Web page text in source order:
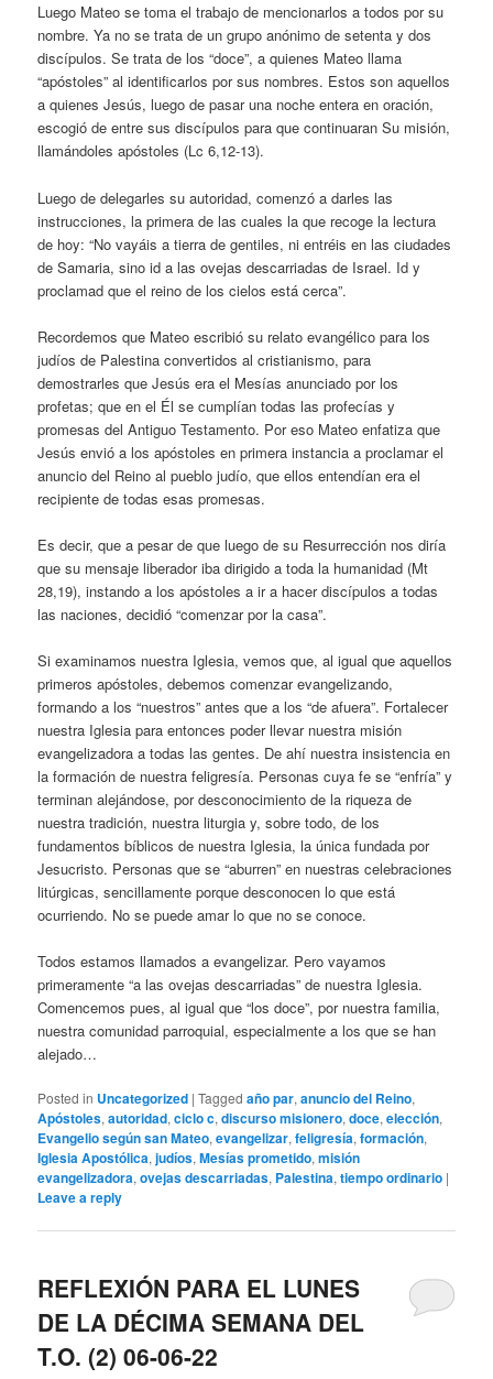
Luego Mateo se toma el trabajo de mencionarlos a todos por su
nombre. Ya no se trata de un grupo anónimo de setenta y dos
discípulos. Se trata de los “doce”, a quienes Mateo llama
“apóstoles” al identificarlos por sus nombres. Estos son aquellos
a quienes Jesús, luego de pasar una noche entera en oración,
escogió de entre sus discípulos para que continuaran Su misión,
llamándoles apóstoles (Lc 6,12-13).
Luego de delegarles su autoridad, comenzó a darles las
instrucciones, la primera de las cuales la que recoge la lectura
de hoy: “No vayáis a tierra de gentiles, ni entréis en las ciudades
de Samaria, sino id a las ovejas descarriadas de Israel. Id y
proclamad que el reino de los cielos está cerca”.
Recordemos que Mateo escribió su relato evangélico para los
judíos de Palestina convertidos al cristianismo, para
demostrarles que Jesús era el Mesías anunciado por los
profetas; que en el Él se cumplían todas las profecías y
promesas del Antiguo Testamento. Por eso Mateo enfatiza que
Jesús envió a los apóstoles en primera instancia a proclamar el
anuncio del Reino al pueblo judío, que ellos entendían era el
recipiente de todas esas promesas.
Es decir, que a pesar de que luego de su Resurrección nos diría
que su mensaje liberador iba dirigido a toda la humanidad (Mt
28,19), instando a los apóstoles a ir a hacer discípulos a todas
las naciones, decidió “comenzar por la casa”.
Si examinamos nuestra Iglesia, vemos que, al igual que aquellos
primeros apóstoles, debemos comenzar evangelizando,
formando a los “nuestros” antes que a los “de afuera”. Fortalecer
nuestra Iglesia para entonces poder llevar nuestra misión
evangelizadora a todas las gentes. De ahí nuestra insistencia en
la formación de nuestra feligresía. Personas cuya fe se “enfría” y
terminan alejándose, por desconocimiento de la riqueza de
nuestra tradición, nuestra liturgia y, sobre todo, de los
fundamentos bíblicos de nuestra Iglesia, la única fundada por
Jesucristo. Personas que se “aburren” en nuestras celebraciones
litúrgicas, sencillamente porque desconocen lo que está
ocurriendo. No se puede amar lo que no se conoce.
Todos estamos llamados a evangelizar. Pero vayamos
primeramente “a las ovejas descarriadas” de nuestra Iglesia.
Comencemos pues, al igual que “los doce”, por nuestra familia,
nuestra comunidad parroquial, especialmente a los que se han
alejado…
Posted in Uncategorized |Tagged año par,anuncio del Reino,
Apóstoles,autoridad,ciclo c,discurso misionero,doce,elección,
Evangelio según san Mateo,evangelizar,feligresía,formación,
Iglesia Apostólica,judíos,Mesías prometido,misión
evangelizadora,ovejas descarriadas, Palestina,tiempo ordinario |
Leave a reply
REFLEXIÓN PARA EL LUNES
DE LA DÉCIMA SEMANA DEL
T.O. (2) 06-06-22